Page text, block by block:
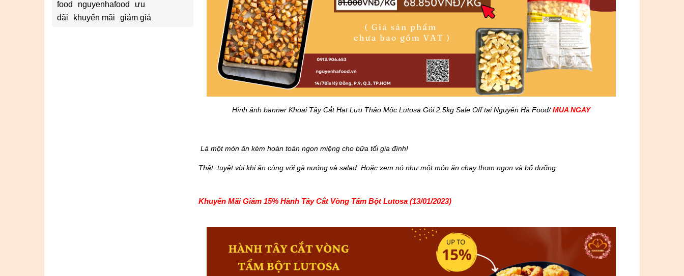
food
nguyenhafood
ưu
đãi
khuyến mãi giảm giá
Hình ảnh banner Khoai Tây Cắt Hạt Lựu Thảo Mộc Lutosa Gói 2.5kg Sale Off tại Nguyên Hà Food/MUA NGAY
Là một món ăn kèm hoàn toàn ngon miệng cho bữa tối gia đình!
Thật tuyệt vời khi ăn cùng với gà nướng và salad. Hoặc xem nó như một món ăn chay thơm ngon và bổ dưỡng.
Khuyến Mãi Giảm 15% Hành Tây Cắt Vòng Tẩm Bột Lutosa (13/01/2023)